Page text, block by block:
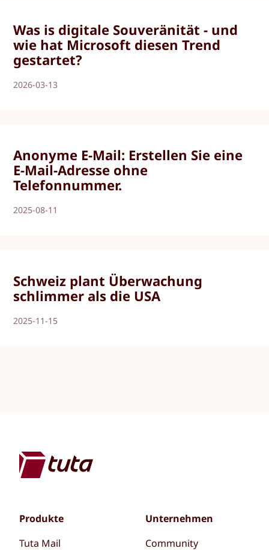
Was is digitale Souveränität - und
wie hat Microsoft diesen Trend
gestartet?
2026-03-13
Anonyme E-Mail: Erstellen Sie eine
E-Mail-Adresse ohne
Telefonnummer.
2025-08-11
Schweiz plant Überwachung
schlimmer als die USA
2025-11-15
Produkte
Tuta Mail
Unternehmen
Community